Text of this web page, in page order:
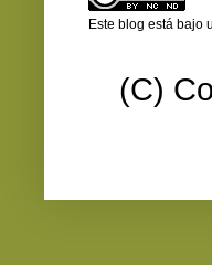
Este blog está bajo
(C)